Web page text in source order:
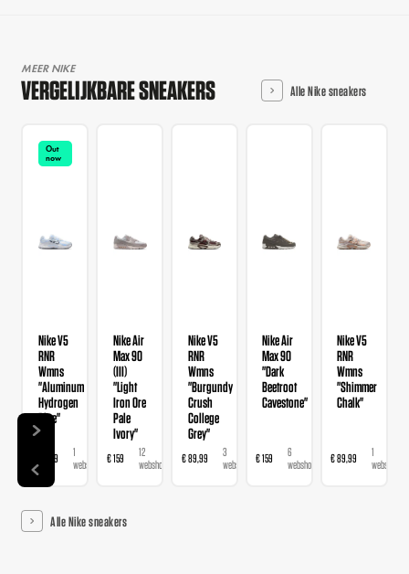
MEER NIKE
VERGELIJKBARE SNEAKERS Alle Nike sneakers
Out
now
Nike V5
RNR
Wmns
"Aluminum
Hydrogen
Blue"
€ 89,99
1
webshop
Nike Air
Max 90
(III)
"Light
Iron Ore
Pale
Ivory"
€ 159
12
webshops
Nike V5
RNR
Wmns
"Burgundy
Crush
College
Grey"
€ 89,99
3
webshops
Nike Air
Max 90
"Dark
Beetroot
Cavestone"
€ 159
6
webshops
Nike V5
RNR
Wmns
"Shimmer
Chalk"
€ 89,99
1
webshop
Alle Nike sneakers